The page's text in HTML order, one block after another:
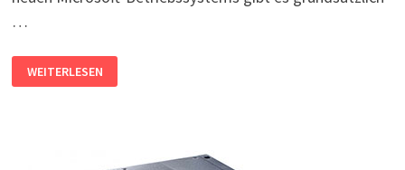
…
11
PRO+HOME
WEITERLESEN